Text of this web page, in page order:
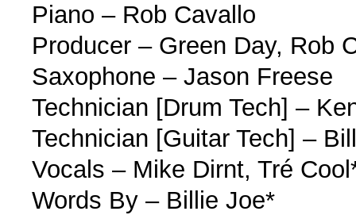
Piano – Rob Cavallo
Producer – Green Day, Rob
Saxophone – Jason Freese
Technician [Drum Tech] –
Technician [Guitar Tech] –
Vocals – Mike Dirnt, Tré
Words By – Billie Joe*